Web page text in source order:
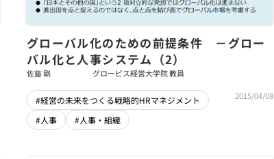
グローバル化のための前提条件 －グロー
バル化と人事システム（2）
佐藤 剛 グロービス経営大学院 教員
#経営の未来をつくる戦略的HRマネジメント
#人事
#人事・組織
2015/04/08